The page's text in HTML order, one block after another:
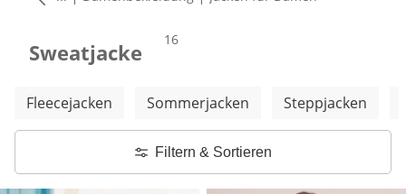
Sweatjacke Produkte
16
Weitere Kategorien überspringen
Fleecejacken Sommerjacken Steppjacken
Filtern & Sortieren